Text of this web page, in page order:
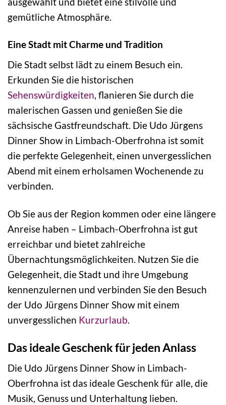
gemütliche Atmosphäre.
Eine Stadt mit Charme und Tradition
Die Stadt selbst lädt zu einem Besuch ein.
Erkunden Sie die historischen
Sehenswürdigkeiten, flanieren Sie durch die
malerischen Gassen und genießen Sie die
sächsische Gastfreundschaft. Die Udo Jürgens
Dinner Show in Limbach-Oberfrohna ist somit
die perfekte Gelegenheit, einen unvergesslichen
Abend mit einem erholsamen Wochenende zu
verbinden.
Ob Sie aus der Region kommen oder eine längere
Anreise haben – Limbach-Oberfrohna ist gut
erreichbar und bietet zahlreiche
Übernachtungsmöglichkeiten. Nutzen Sie die
Gelegenheit, die Stadt und ihre Umgebung
kennenzulernen und verbinden Sie den Besuch
der Udo Jürgens Dinner Show mit einem
unvergesslichen Kurzurlaub.
Das ideale Geschenk für jeden Anlass
Die Udo Jürgens Dinner Show in Limbach-
Oberfrohna ist das ideale Geschenk für alle, die
Musik, Genuss und Unterhaltung lieben.